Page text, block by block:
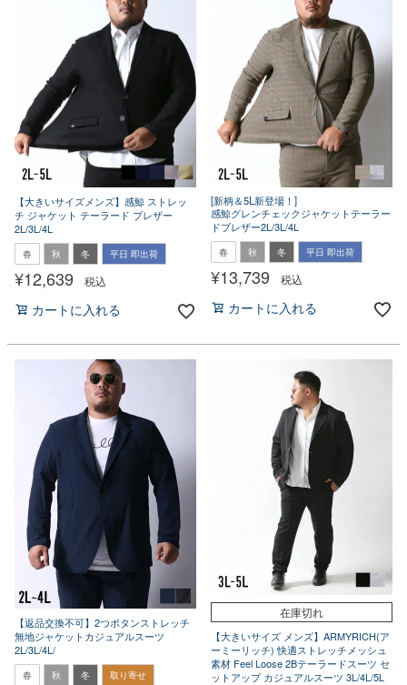
【大きいサイズメンズ】感鯨 ストレッ
チ ジャケット テーラード ブレザー
2L/3L/4L
春 秋 冬 平日 即出荷
¥12,639 税込
カートに入れる
[新柄＆5L新登場！]
感鯨グレンチェックジャケットテーラー
ドブレザー2L/3L/4L
春 秋 冬 平日 即出荷
¥13,739 税込
カートに入れる
【返品交換不可】2つボタンストレッチ
無地ジャケットカジュアルスーツ
2L/3L/4L/
春 秋 冬 取り寄せ
在庫切れ
【大きいサイズ メンズ】ARMYRICH(ア
ーミーリッチ) 快適ストレッチメッシュ
素材 Feel Loose 2Bテーラードスーツ セ
ットアップ カジュアルスーツ 3L/4L/5L